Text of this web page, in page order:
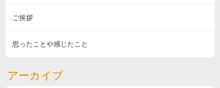
ご挨拶
思ったことや感じたこと
アーカイブ